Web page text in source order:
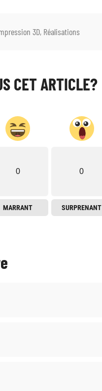
3D, Réalisations
CET ARTICLE?
0
MARRANT
0
SURPRENANT